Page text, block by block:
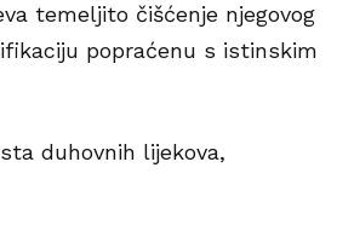
temeljito čišćenje njegovog
popraćenu s istinskim
duhovnih lijekova,